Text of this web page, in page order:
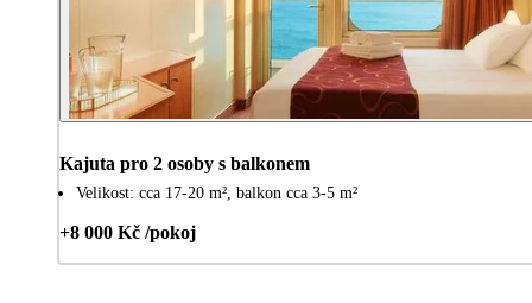
Kajuta pro 2 osoby s balkonem
Velikost: cca 17-20 m², balkon cca 3-5 m²
+8 000 Kč /pokoj